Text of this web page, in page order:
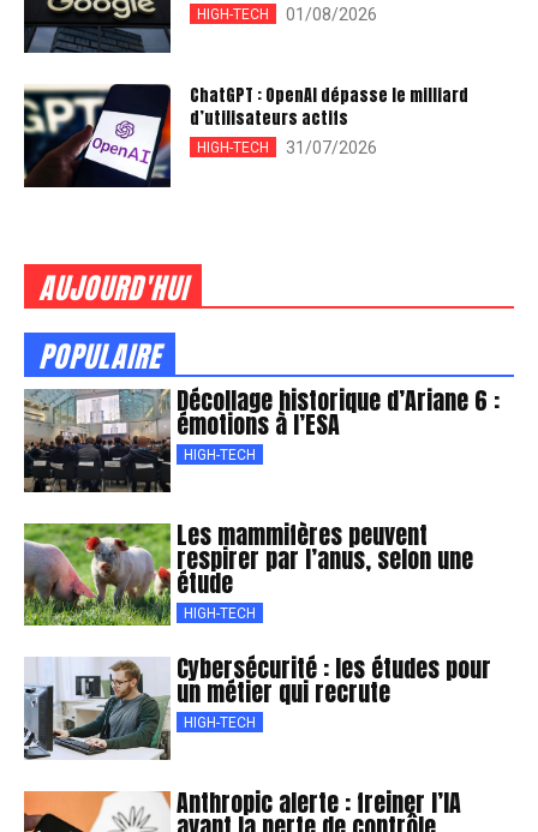
HIGH-TECH 01/08/2026
ChatGPT : OpenAI dépasse le milliard
d’utilisateurs actifs
HIGH-TECH 31/07/2026
AUJOURD'HUI
POPULAIRE
Décollage historique d’Ariane 6 :
émotions à l’ESA
HIGH-TECH
Les mammifères peuvent
respirer par l’anus, selon une
étude
HIGH-TECH
Cybersécurité : les études pour
un métier qui recrute
HIGH-TECH
Anthropic alerte : freiner l’IA